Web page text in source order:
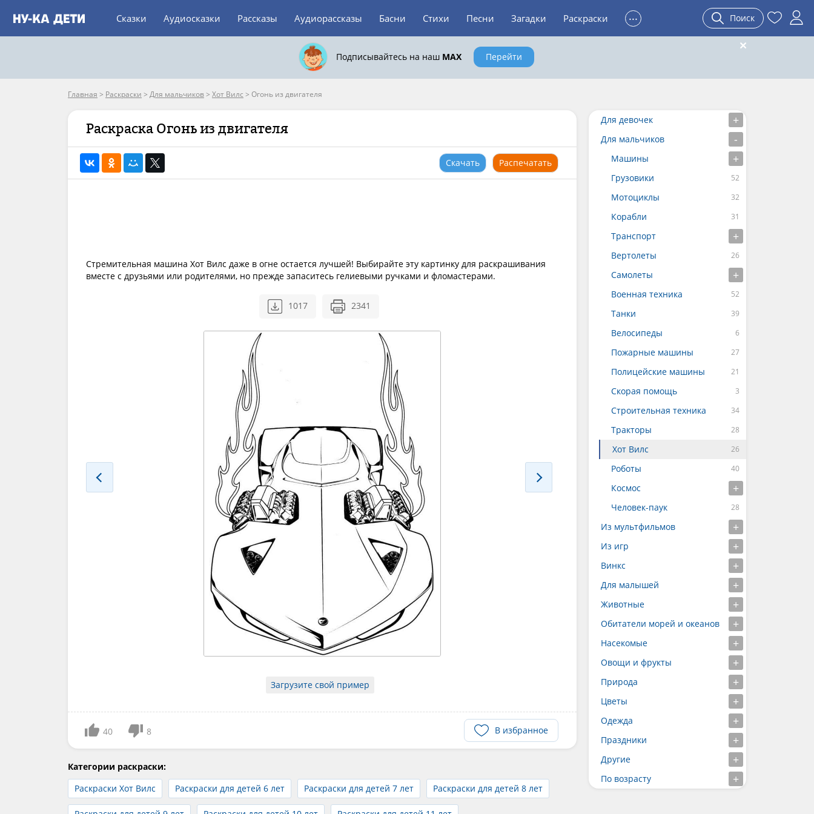
Сказки Аудиосказки Рассказы Аудиорассказы Басни Стихи Песни Загадки Раскраски ... Поиск
Подписывайтесь на наш MAX Перейти
Главная > Раскраски > Для мальчиков> Хот Вилс > Огонь из двигателя
Раскраска Огонь из двигателя
Скачать Распечатать
Стремительная машина Хот Вилс даже в огне остается лучшей! Выбирайте эту картинку для раскрашивания
вместе с друзьями или родителями, но прежде запаситесь гелиевыми ручками и фломастерами.
1017 2341
Загрузите свой пример
40 8 В избранное
Категории раскраски:
Раскраски Хот Вилс
Раскраски для детей 6 лет Раскраски для детей 7 лет Раскраски для детей 8 лет
Для девочек
Для мальчиков
Машины
Грузовики
Мотоциклы
Корабли
Транспорт
Вертолеты
Самолеты
Военная техника
Танки
Велосипеды
Пожарные машины
Полицейские машины
Скорая помощь
Строительная техника
Тракторы
Хот Вилс
Роботы
Космос
Человек-паук
Из мультфильмов
Из игр
Винкс
Для малышей
Животные
Обитатели морей и океанов
Насекомые
Овощи и фрукты
Природа
Цветы
Одежда
Праздники
Другие
По возрасту